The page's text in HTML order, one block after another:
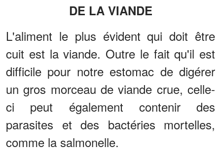
DE LA VIANDE
L'aliment le plus évident qui doit être
cuit est la viande. Outre le fait qu'il est
difficile pour notre estomac de digérer
un gros morceau de viande crue, celle-
ci peut également contenir des
parasites et des bactéries mortelles,
comme la salmonelle.